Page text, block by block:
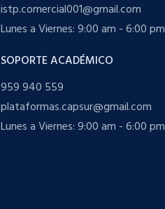
istp.comercial001@gmail.com
Lunes a Viernes: 9:00 am - 6:00 pm
SOPORTE ACADÉMICO
959 940 559
plataformas.capsur@gmail.com
Lunes a Viernes: 9:00 am - 6:00 pm